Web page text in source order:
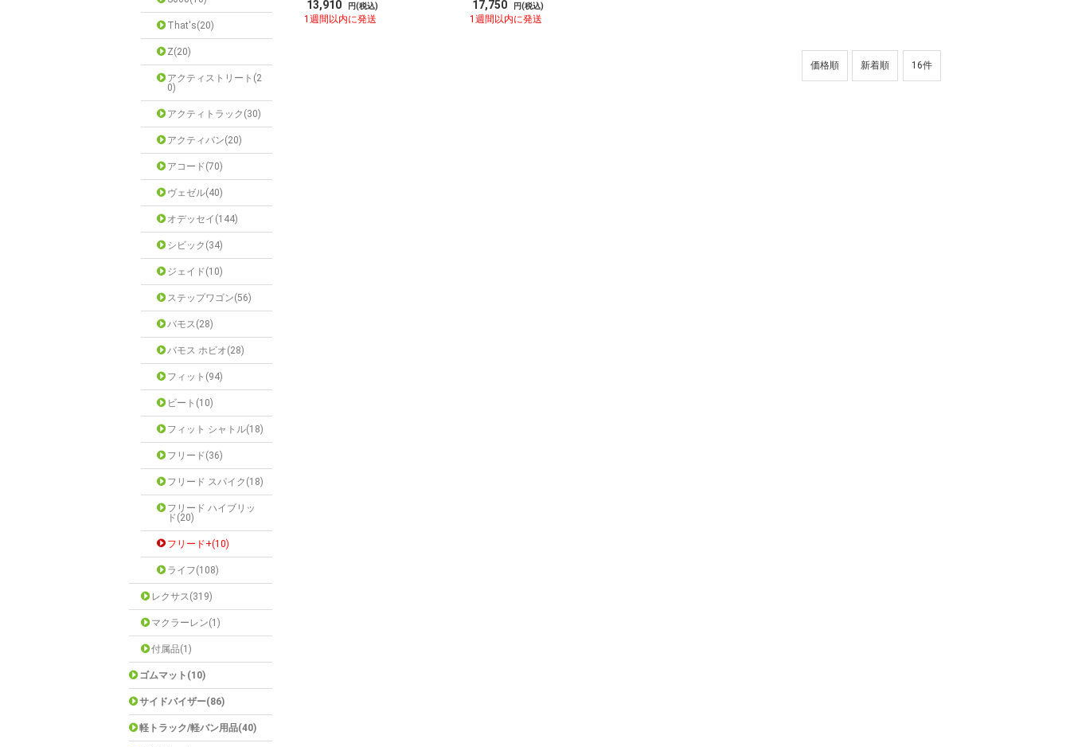
That's(20)
Z(20)
アクティストリート(2
0)
アクティトラック(30)
アクティバン(20)
アコード(70)
ヴェゼル(40)
オデッセイ(144)
シビック(34)
ジェイド(10)
ステップワゴン(56)
バモス(28)
バモス ホビオ(28)
フィット(94)
ビート(10)
フィット シャトル(18)
フリード(36)
フリード スパイク(18)
フリード ハイブリッ
ド(20)
フリード+(10)
ライフ(108)
レクサス(319)
マクラーレン(1)
付属品(1)
ゴムマット(10)
サイドバイザー(86)
軽トラック/軽バン用品(40)
13,910 円(税込)
1週間以内に発送
17,750 円(税込)
1週間以内に発送
価格順 新着順